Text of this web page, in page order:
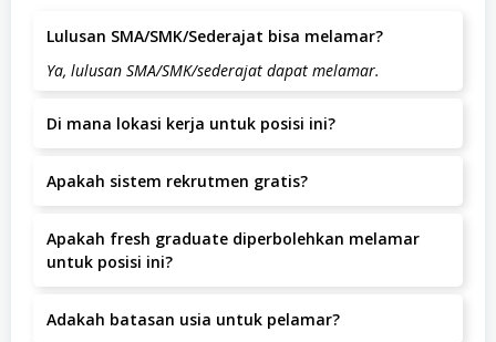
Lulusan SMA/SMK/Sederajat bisa melamar?
Ya, lulusan SMA/SMK/sederajat dapat melamar.
Di mana lokasi kerja untuk posisi ini?
Kelurahan Cigending, Kecamatan Ujungberung, Jawa
Apakah sistem rekrutmen gratis?
dipungut biaya apapun.
Apakah fresh graduate diperbolehkan melamar
untuk posisi ini?
pengalaman.
Adakah batasan usia untuk pelamar?